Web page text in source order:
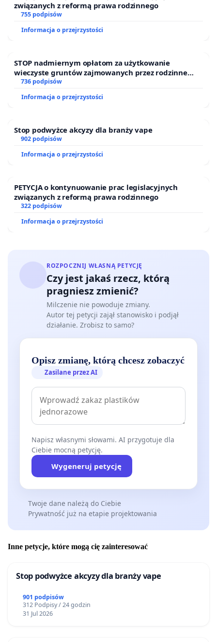
związanych z reformą prawa rodzinnego
755 podpisów
Informacja o przejrzystości
STOP nadmiernym opłatom za użytkowanie
wieczyste gruntów zajmowanych przez rodzinne
ogrody działkowe.
736 podpisów
Informacja o przejrzystości
Stop podwyżce akcyzy dla branży vape
902 podpisów
Informacja o przejrzystości
PETYCJA o kontynuowanie prac legislacyjnych
związanych z reformą prawa rodzinnego
322 podpisów
Informacja o przejrzystości
ROZPOCZNIJ WŁASNĄ PETYCJĘ
Czy jest jakaś rzecz, którą
pragniesz zmienić?
Milczenie nie powoduje zmiany.
Autor tej petycji zajął stanowisko i podjął
działanie. Zrobisz to samo?
Opisz zmianę, którą chcesz zobaczyć
Zasilane przez AI
Napisz własnymi słowami. AI przygotuje dla
Ciebie mocną petycję.
Wygeneruj petycję
Twoje dane należą do Ciebie
Prywatność już na etapie projektowania
Inne petycje, które mogą cię zainteresować
Stop podwyżce akcyzy dla branży vape
901 podpisów
312 Podpisy / 24 godzin
31 Jul 2026